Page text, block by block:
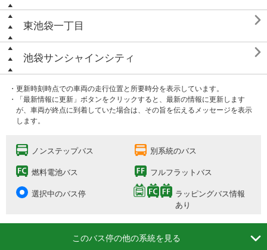
東池袋一丁目 
池袋サンシャインシティ 
・更新時刻時点での車両の走行位置と所要時分を表示しています。
・「最新情報に更新」ボタンをクリックすると、最新の情報に更新します
が、車両が終点に到着していた場合は、その旨を伝えるメッセージを表示
します。
ノンステップバス 別系統のバス
燃料電池バス フルフラットバス
選択中のバス停
ラッピングバス情報
あり
このバス停の他の系統を見る 